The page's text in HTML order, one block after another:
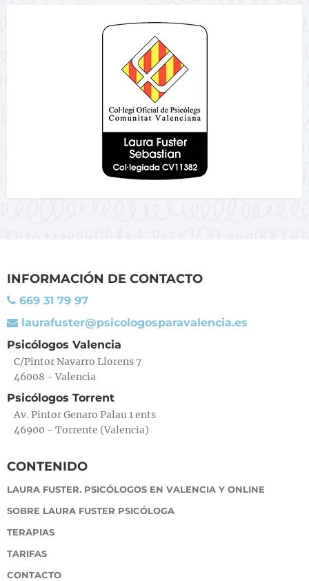
INFORMACIÓN DE CONTACTO
669 31 79 97
laurafuster@psicologosparavalencia.es
Psicólogos Valencia
C/Pintor Navarro Llorens 7
46008 - Valencia
Psicólogos Torrent
Av. Pintor Genaro Palau 1 ents
46900 - Torrente (Valencia)
CONTENIDO
LAURA FUSTER. PSICÓLOGOS EN VALENCIA Y ONLINE
SOBRE LAURA FUSTER PSICÓLOGA
TERAPIAS
TARIFAS
CONTACTO